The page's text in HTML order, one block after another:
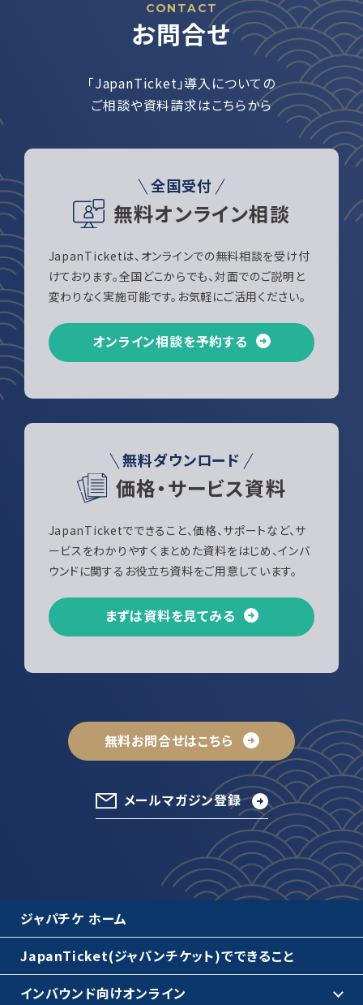
CONTACT
お問合せ
「JapanTicket」導入についての
ご相談や資料請求はこちらから
全国受付
無料オンライン相談
JapanTicketは、オンラインでの無料相談を受け付
けております。全国どこからでも、対面でのご説明と
変わりなく実施可能です。お気軽にご活用ください。
オンライン相談を予約する
無料ダウンロード
価格・サービス資料
JapanTicketでできること、価格、サポートなど、サ
ービスをわかりやすくまとめた資料をはじめ、インバ
ウンドに関するお役立ち資料をご用意しています。
まずは資料を見てみる
無料お問合せはこちら
メールマガジン登録
ジャパチケ ホーム
JapanTicket(ジャパンチケット)でできること
インバウンド向けオンライン